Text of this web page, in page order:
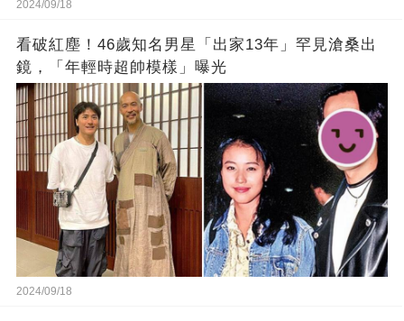
2024/09/18
看破紅塵！46歲知名男星「出家13年」罕見滄桑出
鏡，「年輕時超帥模樣」曝光
2024/09/18